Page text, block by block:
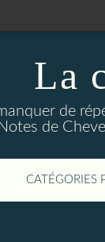
La
de
Notes de
CATÉGORIES